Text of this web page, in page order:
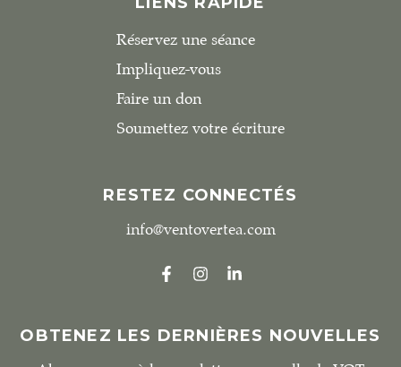
Réservez une séance
Impliquez-vous
Faire un don
Soumettez votre écriture
RESTEZ CONNECTÉS
info@ventovertea.com
OBTENEZ LES DERNIÈRES NOUVELLES